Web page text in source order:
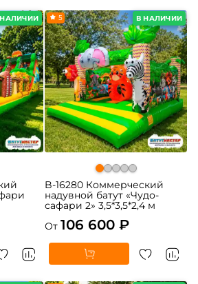
В НАЛИЧИИ
5
B-16280 Коммерческий
надувной батут «Чудо-
сафари 2» 3,5*3,5*2,4 м
От 106 600 ₽